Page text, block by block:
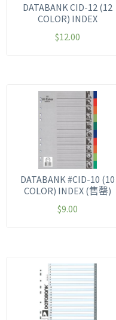
DATABANK CID-12 (12
COLOR) INDEX
$12.00
DATABANK #CID-10 (10
COLOR) INDEX (售罄)
$9.00